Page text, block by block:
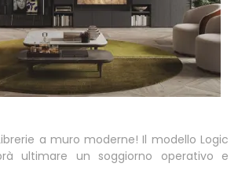
a muro moderne! Il modello Logic
ultimare un soggiorno operativo e